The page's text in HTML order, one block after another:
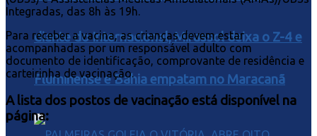
diante do Internacional, Mirassol deixa o Z-4 e
Fluminense e Bahia empatam no Maracanã
Integradas, das 8h às 19h.
Para receber a vacina, as crianças devem estar
acompanhadas por um responsável adulto com
documento de identificação, comprovante de residência e
carteirinha de vacinação.
A lista dos postos de vacinação está disponível na
página: